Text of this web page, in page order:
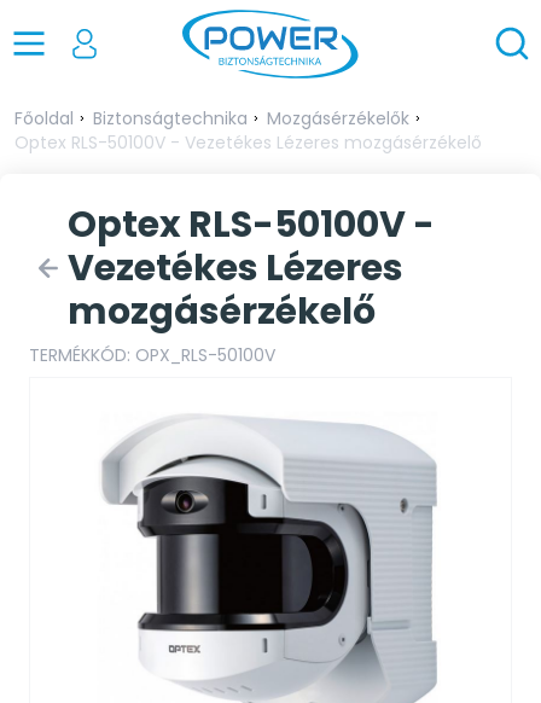
Főoldal Biztonságtechnika
Mozgásérzékelők
Optex RLS-50100V - Vezetékes Lézeres mozgásérzékelő
Optex RLS-50100V -
Vezetékes Lézeres
mozgásérzékelő
TERMÉKKÓD: OPX_RLS-50100V